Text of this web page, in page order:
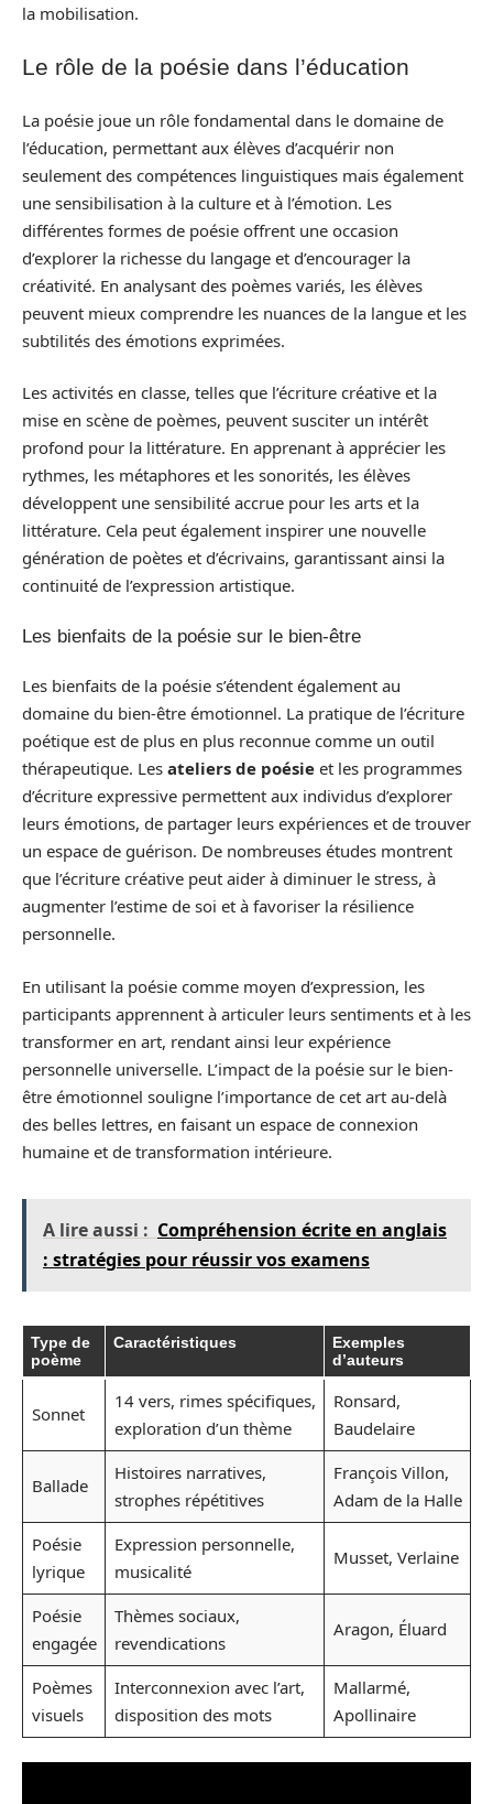
la mobilisation.
Le rôle de la poésie dans l’éducation
La poésie joue un rôle fondamental dans le domaine de
l’éducation, permettant aux élèves d’acquérir non
seulement des compétences linguistiques mais également
une sensibilisation à la culture et à l’émotion. Les
différentes formes de poésie offrent une occasion
d’explorer la richesse du langage et d’encourager la
créativité. En analysant des poèmes variés, les élèves
peuvent mieux comprendre les nuances de la langue et les
subtilités des émotions exprimées.
Les activités en classe, telles que l’écriture créative et la
mise en scène de poèmes, peuvent susciter un intérêt
profond pour la littérature. En apprenant à apprécier les
rythmes, les métaphores et les sonorités, les élèves
développent une sensibilité accrue pour les arts et la
littérature. Cela peut également inspirer une nouvelle
génération de poètes et d’écrivains, garantissant ainsi la
continuité de l’expression artistique.
Les bienfaits de la poésie sur le bien-être
Les bienfaits de la poésie s’étendent également au
domaine du bien-être émotionnel. La pratique de l’écriture
poétique est de plus en plus reconnue comme un outil
thérapeutique. Les ateliers de poésie et les programmes
d’écriture expressive permettent aux individus d’explorer
leurs émotions, de partager leurs expériences et de trouver
un espace de guérison. De nombreuses études montrent
que l’écriture créative peut aider à diminuer le stress, à
augmenter l’estime de soi et à favoriser la résilience
personnelle.
En utilisant la poésie comme moyen d’expression, les
participants apprennent à articuler leurs sentiments et à les
transformer en art, rendant ainsi leur expérience
personnelle universelle. L’impact de la poésie sur le bien-
être émotionnel souligne l’importance de cet art au-delà
des belles lettres, en faisant un espace de connexion
humaine et de transformation intérieure.
A lire aussi : Compréhension écrite en anglais
: stratégies pour réussir vos examens
Type de
poème
Caractéristiques
Exemples
d’auteurs
Sonnet
14 vers, rimes spécifiques,
exploration d’un thème
Ronsard,
Baudelaire
Ballade
Histoires narratives,
strophes répétitives
François Villon,
Adam de la Halle
Poésie
lyrique
Expression personnelle,
musicalité
Musset, Verlaine
Poésie
engagée
Thèmes sociaux,
revendications
Aragon, Éluard
Poèmes
visuels
Interconnexion avec l’art,
disposition des mots
Mallarmé,
Apollinaire